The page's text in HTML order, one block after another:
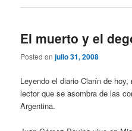
El muerto y el
Posted onjulio 31, 2008
Leyendo el diario Clarín de
lector que se asombra de las
Argentina.